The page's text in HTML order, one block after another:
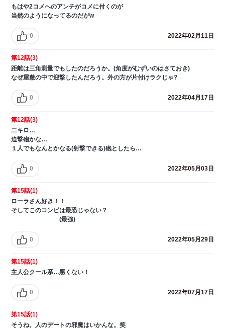
もはや2コメへのアンチがコメに付くのが
当然のようになってるのだがw
0 2022年02月11日
第12話(3)
距離は三角測量でもしたのだろうか。(角度がむずいのはさておき)
なぜ屋敷の中で迎撃したんだろう。外の方が片付けラクじゃ?
0 2022年04月17日
第12話(3)
二キロ…
迫撃砲かな…
１人でもなんとかなる(射撃できる)砲としたら…
0 2022年05月03日
第15話(1)
ローラさん好き！！
そしてこのコンビは最恐じゃない？
(最強)
0 2022年05月29日
第15話(1)
主人公クール系…悪くない！
0 2022年07月17日
第15話(1)
そうね。人のデートの邪魔はいかんな。笑